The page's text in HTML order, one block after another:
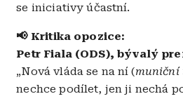
se iniciativy účastní.
📢 Kritika opozice:
Petr Fiala (ODS), bývalý
„Nová vláda se na ní (muniční
nechce podílet, jen ji nechá